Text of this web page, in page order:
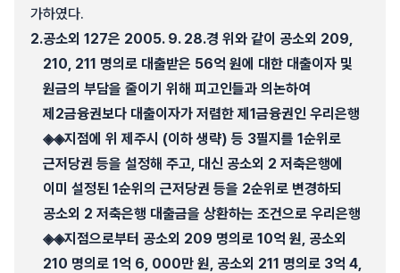
가하였다.
2.공소외 127은 2005. 9. 28.경 위와 같이 공소외 209,
210, 211 명의로 대출받은 56억 원에 대한 대출이자 및
원금의 부담을 줄이기 위해 피고인들과 의논하여
제2금융권보다 대출이자가 저렴한 제1금융권인 우리은행
◈◈지점에 위 제주시 (이하 생략) 등 3필지를 1순위로
근저당권 등을 설정해 주고, 대신 공소외 2 저축은행에
이미 설정된 1순위의 근저당권 등을 2순위로 변경하되
공소외 2 저축은행 대출금을 상환하는 조건으로 우리은행
◈◈지점으로부터 공소외 209 명의로 10억 원, 공소외
210 명의로 1억 6, 000만 원, 공소외 211 명의로 3억 4,